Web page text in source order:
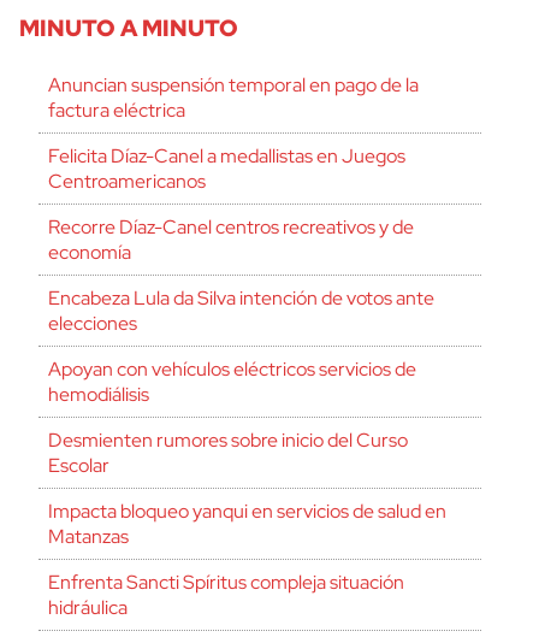
MINUTO A MINUTO
Anuncian suspensión temporal en pago de la
factura eléctrica
Felicita Díaz-Canel a medallistas en Juegos
Centroamericanos
Recorre Díaz-Canel centros recreativos y de
economía
Encabeza Lula da Silva intención de votos ante
elecciones
Apoyan con vehículos eléctricos servicios de
hemodiálisis
Desmienten rumores sobre inicio del Curso
Escolar
Impacta bloqueo yanqui en servicios de salud en
Matanzas
Enfrenta Sancti Spíritus compleja situación
hidráulica